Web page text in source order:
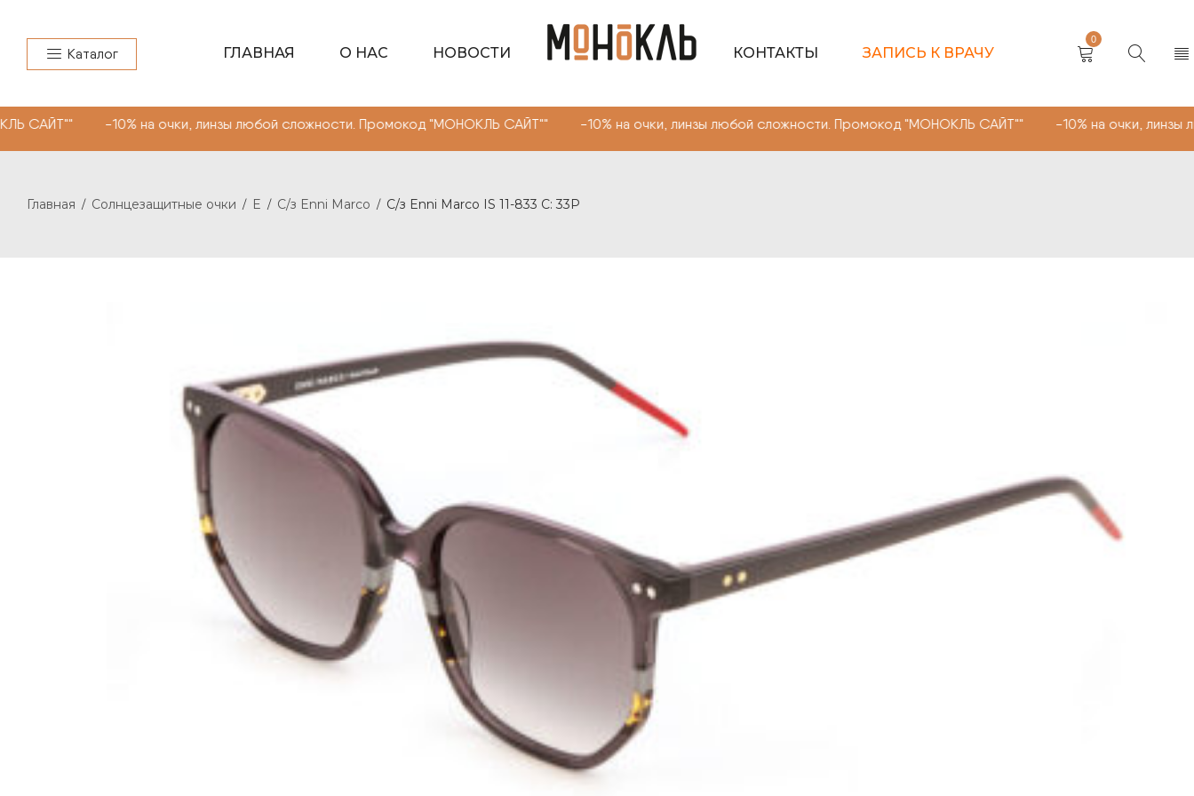
Каталог ГЛАВНАЯ О НАС НОВОСТИ КОНТАКТЫ ЗАПИСЬ К ВРАЧУ
0
на очки, линзы любой сложности. Промокод "МОНОКЛЬ САЙТ"" -10% на очки, линзы любой сложности. Промокод "МОНОКЛЬ САЙТ"" -10% на очки, линзы
Главная / Солнцезащитные очки / E / С/з Enni Marco / С/з Enni Marco IS 11-833 С: 33P